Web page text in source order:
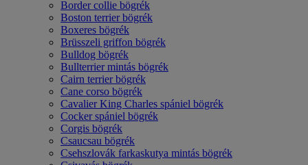
Border collie bögrék
Boston terrier bögrék
Boxeres bögrék
Brüsszeli griffon bögrék
Bulldog bögrék
Bullterrier mintás bögrék
Cairn terrier bögrék
Cane corso bögrék
Cavalier King Charles spániel bögrék
Cocker spániel bögrék
Corgis bögrék
Csaucsau bögrék
Csehszlovák farkaskutya mintás bögrék